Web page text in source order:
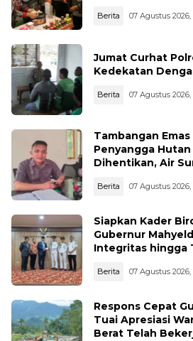
Berita 07 Agustus 2026,
Jumat Curhat
Kedekatan
Berita 07 Agustus 2026,
Tambangan
Penyangga
Dihentikan, Air
Berita 07 Agustus 2026,
Siapkan Kader
Gubernur
Integritas hingga
Berita 07 Agustus 2026,
Respons Cepat
Tuai Apresiasi
Berat Telah